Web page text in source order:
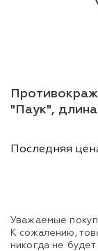
"Паук",
Последняя
Уважаемые
К сожалению,
никогда не